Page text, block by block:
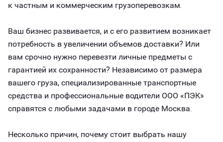
к частным и коммерческим грузоперевозкам.
Ваш бизнес развивается, и с его развитием возникает
потребность в увеличении объемов доставки? Или
вам срочно нужно перевезти личные предметы с
гарантией их сохранности? Независимо от размера
вашего груза, специализированные транспортные
средства и профессиональные водители ООО «ПЭК»
справятся с любыми задачами в городе Москва.
Несколько причин, почему стоит выбрать нашу